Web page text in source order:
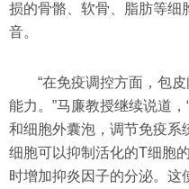
损的骨骼、软骨、脂肪等细
音。
“在免疫调控方面，包
能力。”马廉教授继续说道
和细胞外囊泡，调节免疫系
细胞可以抑制活化的T细胞
时增加抑炎因子的分泌。这